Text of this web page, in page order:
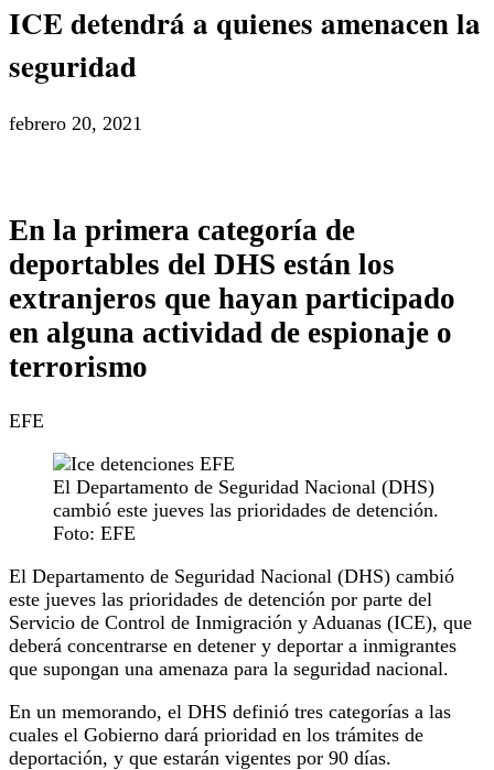
ICE detendrá a quienes amenacen la
seguridad
febrero 20, 2021
En la primera categoría de
deportables del DHS están los
extranjeros que hayan participado
en alguna actividad de espionaje o
terrorismo
EFE
El Departamento de Seguridad Nacional (DHS)
cambió este jueves las prioridades de detención.
Foto: EFE
El Departamento de Seguridad Nacional (DHS) cambió
este jueves las prioridades de detención por parte del
Servicio de Control de Inmigración y Aduanas (ICE), que
deberá concentrarse en detener y deportar a inmigrantes
que supongan una amenaza para la seguridad nacional.
En un memorando, el DHS definió tres categorías a las
cuales el Gobierno dará prioridad en los trámites de
deportación, y que estarán vigentes por 90 días.